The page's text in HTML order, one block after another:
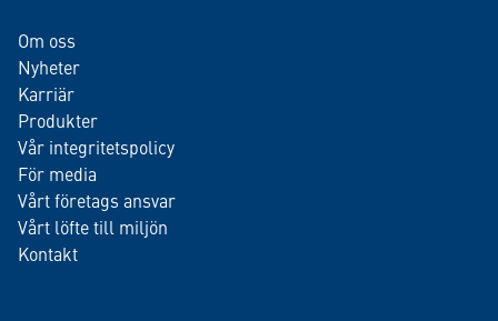
Om oss
Nyheter
Karriär
Produkter
Vår integritetspolicy
För media
Vårt företags ansvar
Vårt löfte till miljön
Kontakt